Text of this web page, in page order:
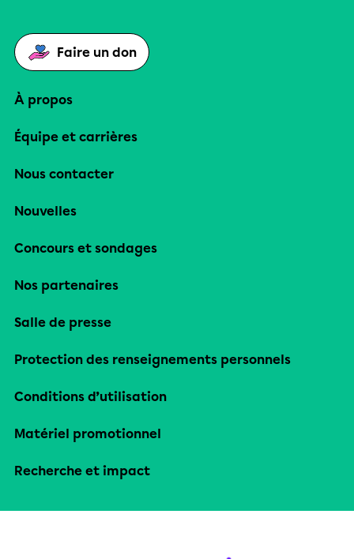
Faire un don
À propos
Équipe et carrières
Nous contacter
Nouvelles
Concours et sondages
Nos partenaires
Salle de presse
Protection des renseignements personnels
Conditions d’utilisation
Matériel promotionnel
Recherche et impact